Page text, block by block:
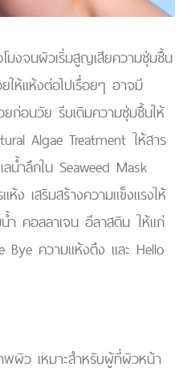
มงจนผิวเริ่มสูญเสียความชุ่มชื้น
ให้แห้งต่อไปเรื่อยๆ อาจมี
ก่อนวัย รีบเติมความชุ่มชื้นให้
Algae Treatment ให้สาร
น้ำลึกใน Seaweed Mask
ง เสริมสร้างความแข็งแรงให้
ำ คอลลาเจน อีลาสติน ให้แก่
ความแห้งตึง และ Hello
พผิว เหมาะสำหรับผู้ที่ผิวหน้า